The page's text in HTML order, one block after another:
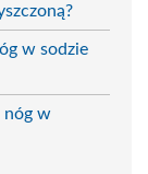
w sodzie
nóg w